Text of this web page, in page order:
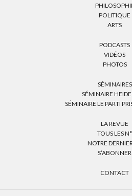
POLITIQUE
ARTS
PODCASTS
VIDÉOS
PHOTOS
SÉMINAIRES
SÉMINAIRE
SÉMINAIRE LE PARTI
LA REVUE
TOUS LES N°
NOTRE
S’ABONNER
CONTACT